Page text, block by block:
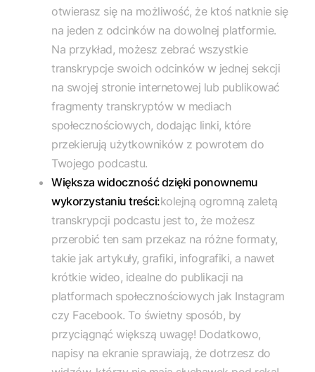
otwierasz się na możliwość, że ktoś natknie się
na jeden z odcinków na dowolnej platformie.
Na przykład, możesz zebrać wszystkie
transkrypcje swoich odcinków w jednej sekcji
na swojej stronie internetowej lub publikować
fragmenty transkryptów w mediach
społecznościowych, dodając linki, które
przekierują użytkowników z powrotem do
Twojego podcastu.
Większa widoczność dzięki ponownemu
wykorzystaniu treści:kolejną ogromną zaletą
transkrypcji podcastu jest to, że możesz
przerobić ten sam przekaz na różne formaty,
takie jak artykuły, grafiki, infografiki, a nawet
krótkie wideo, idealne do publikacji na
platformach społecznościowych jak Instagram
czy Facebook. To świetny sposób, by
przyciągnąć większą uwagę! Dodatkowo,
napisy na ekranie sprawiają, że dotrzesz do